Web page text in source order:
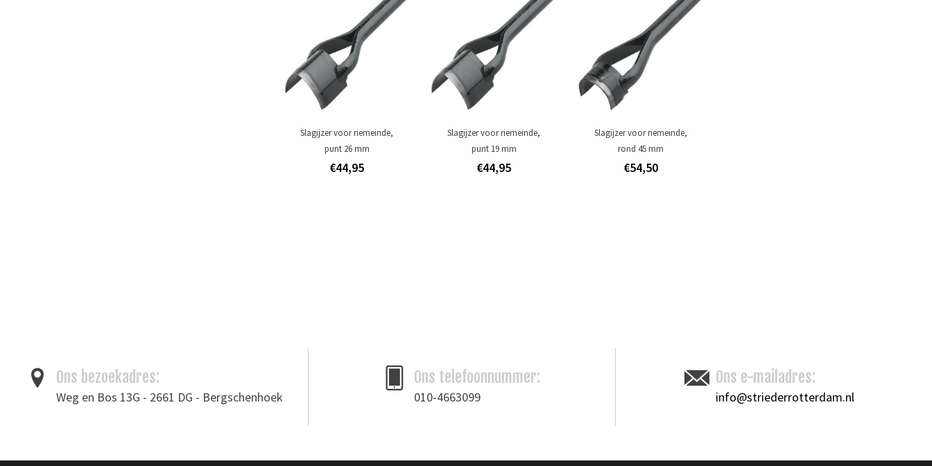
Slagijzer voor riemeinde,
punt 26 mm
€44,95
Slagijzer voor riemeinde,
punt 19 mm
€44,95
Slagijzer voor riemeinde,
rond 45 mm
€54,50
Ons bezoekadres:
Weg en Bos 13G - 2661 DG - Bergschenhoek
Ons telefoonnummer:
010-4663099
Ons e-mailadres:
info@striederrotterdam.nl